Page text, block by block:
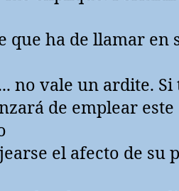
que ha de llamar en
no vale un ardite.
de emplear
el afecto de su